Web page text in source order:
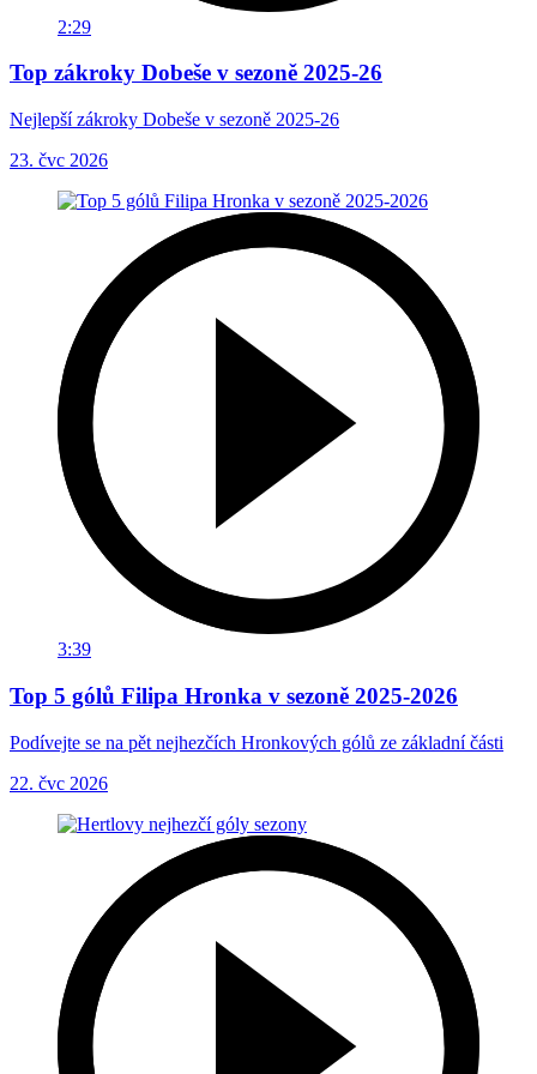
2:29
Top zákroky Dobeše v sezoně 2025-26
Nejlepší zákroky Dobeše v sezoně 2025-26
23. čvc 2026
3:39
Top 5 gólů Filipa Hronka v sezoně 2025-2026
Podívejte se na pět nejhezčích Hronkových gólů ze základní části
22. čvc 2026